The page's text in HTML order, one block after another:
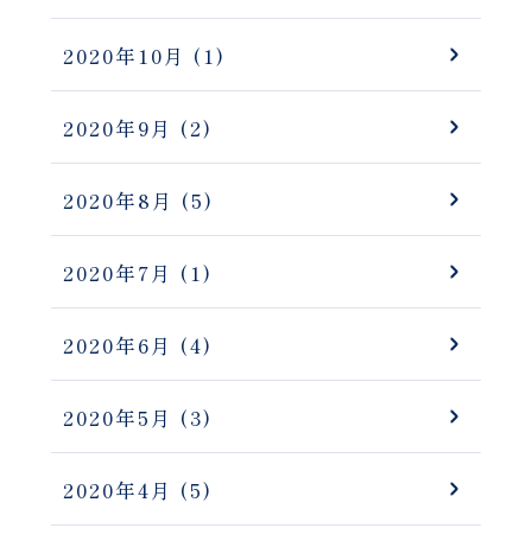
2020年10月 (1)
2020年9月 (2)
2020年8月 (5)
2020年7月 (1)
2020年6月 (4)
2020年5月 (3)
2020年4月 (5)